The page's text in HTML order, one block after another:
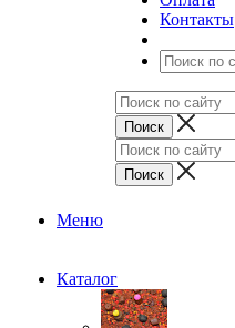
Контакты
Меню
Каталог